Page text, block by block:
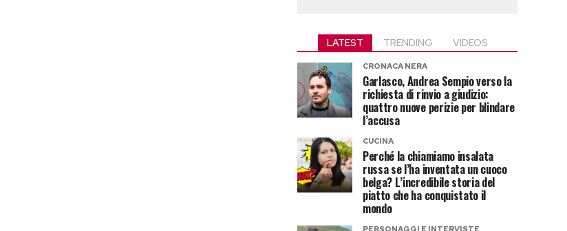
LATEST TRENDING VIDEOS
CRONACA NERA
Garlasco, Andrea Sempio verso la
richiesta di rinvio a giudizio:
quattro nuove perizie per blindare
l’accusa
CUCINA
Perché la chiamiamo insalata
russa se l’ha inventata un cuoco
belga? L’incredibile storia del
piatto che ha conquistato il
mondo
PERSONAGGI E INTERVISTE